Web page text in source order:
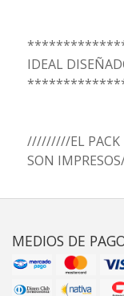
IDEAL
/////////EL PACK
SON
MEDIOS DE